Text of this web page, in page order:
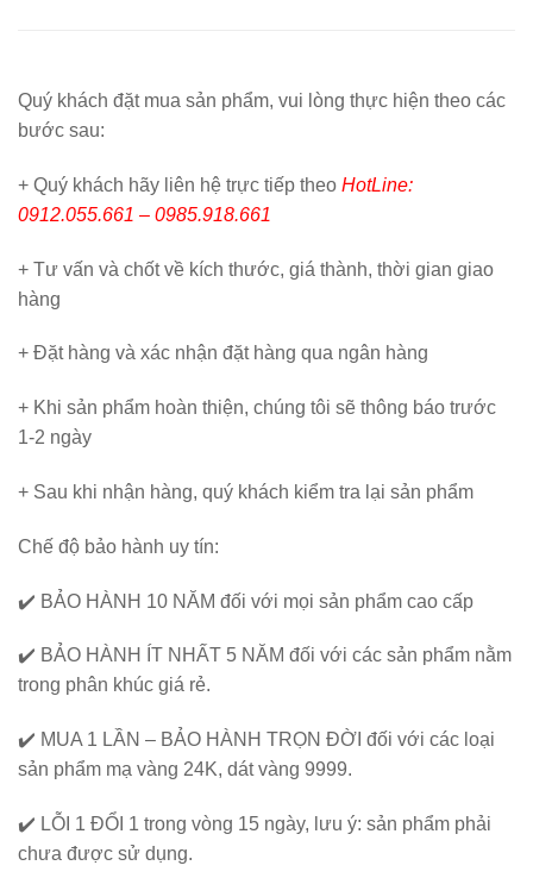
Quý khách đặt mua sản phẩm, vui lòng thực hiện theo các
bước sau:
+ Quý khách hãy liên hệ trực tiếp theo HotLine:
0912.055.661 – 0985.918.661
+ Tư vấn và chốt về kích thước, giá thành, thời gian giao
hàng
+ Đặt hàng và xác nhận đặt hàng qua ngân hàng
+ Khi sản phẩm hoàn thiện, chúng tôi sẽ thông báo trước
1-2 ngày
+ Sau khi nhận hàng, quý khách kiểm tra lại sản phẩm
Chế độ bảo hành uy tín:
✔️ BẢO HÀNH 10 NĂM đối với mọi sản phẩm cao cấp
✔️ BẢO HÀNH ÍT NHẤT 5 NĂM đối với các sản phẩm nằm
trong phân khúc giá rẻ.
✔️ MUA 1 LẦN – BẢO HÀNH TRỌN ĐỜI đối với các loại
sản phẩm mạ vàng 24K, dát vàng 9999.
✔️ LỖI 1 ĐỔI 1 trong vòng 15 ngày, lưu ý: sản phẩm phải
chưa được sử dụng.